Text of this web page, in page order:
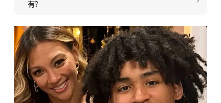
有？